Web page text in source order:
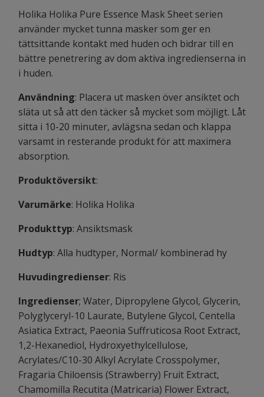
Holika Holika Pure Essence Mask Sheet serien
använder mycket tunna masker som ger en
tättsittande kontakt med huden och bidrar till en
bättre penetrering av dom aktiva ingredienserna in
i huden.
Användning: Placera ut masken över ansiktet och
släta ut så att den täcker så mycket som möjligt. Låt
sitta i 10-20 minuter, avlägsna sedan och klappa
varsamt in resterande produkt för att maximera
absorption.
Produktöversikt:
Varumärke: Holika Holika
Produkttyp: Ansiktsmask
Hudtyp: Alla hudtyper, Normal/ kombinerad hy
Huvudingredienser: Ris
Ingredienser; Water, Dipropylene Glycol, Glycerin,
Polyglyceryl-10 Laurate, Butylene Glycol, Centella
Asiatica Extract, Paeonia Suffruticosa Root Extract,
1,2-Hexanediol, Hydroxyethylcellulose,
Acrylates/C10-30 Alkyl Acrylate Crosspolymer,
Fragaria Chiloensis (Strawberry) Fruit Extract,
Chamomilla Recutita (Matricaria) Flower Extract,